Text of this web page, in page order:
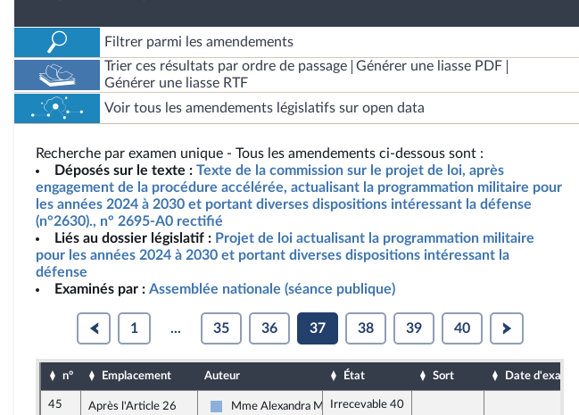
Filtrer parmi les amendements
Trier ces résultats par ordre de passage
Générer une liasse PDF
Générer une liasse RTF
Voir tous les amendements législatifs sur open data
Recherche par examen unique - Tous les amendements ci-dessous sont :
Déposés sur le texte : Texte de la commission sur le projet de loi, après
engagement de la procédure accélérée, actualisant la programmation militaire pour
les années 2024 à 2030 et portant diverses dispositions intéressant la défense
(n°2630)., n° 2695-A0 rectifié
Liés au dossier législatif : Projet de loi actualisant la programmation militaire
pour les années 2024 à 2030 et portant diverses dispositions intéressant la
défense
Examinés par : Assemblée nationale (séance publique)
1 ... 35 36 37 38 39 40
n° Emplacement Auteur État Sort Date d'examen
45 Après l'Article 26
Droite Républicaine
Mme Alexandra Martin (Alpes-Maritimes)
Irrecevable 40